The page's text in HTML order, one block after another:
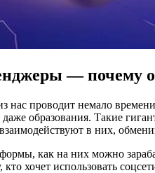
— почему
нас проводит немало
образования. Такие
в них,
как на них можно
хочет использовать